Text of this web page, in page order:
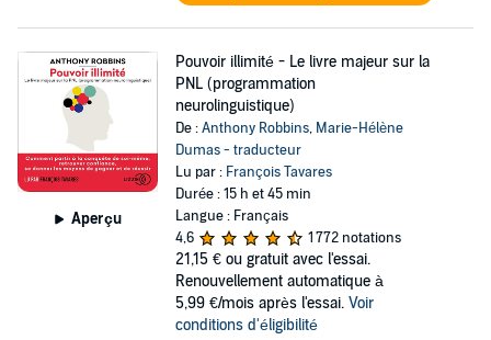
Aperçu
Pouvoir illimité - Le livre majeur sur la
PNL (programmation
neurolinguistique)
De :Anthony Robbins, Marie-Hélène
Dumas - traducteur
Lu par : François Tavares
Durée : 15 h et 45 min
Langue : Français
4,6
1 772 notations
21,15 € ou gratuit avec l'essai.
Renouvellement automatique à
5,99 €/mois après l'essai. Voir
conditions d'éligibilité